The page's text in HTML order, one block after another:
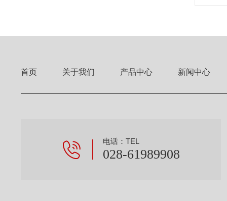
首页 关于我们 产品中心 新闻中心
电话：TEL
028-61989908